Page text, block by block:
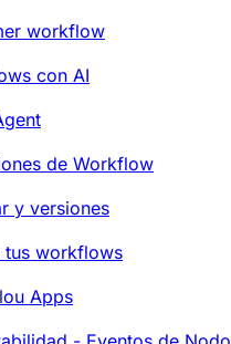
workflow
con AI
de Workflow
y versiones
tus workflows
Apps